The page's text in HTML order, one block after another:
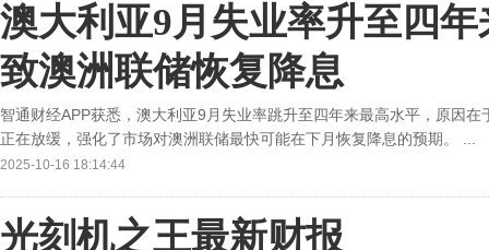
澳大利亚9月失业率升至四
致澳洲联储恢复降息
智通财经APP获悉，澳大利亚9月失业率跳升至四年来最高水平，原因
正在放缓，强化了市场对澳洲联储最快可能在下月恢复降息的预期。 ...
2025-10-16 18:14:44
光刻机之王最新财报